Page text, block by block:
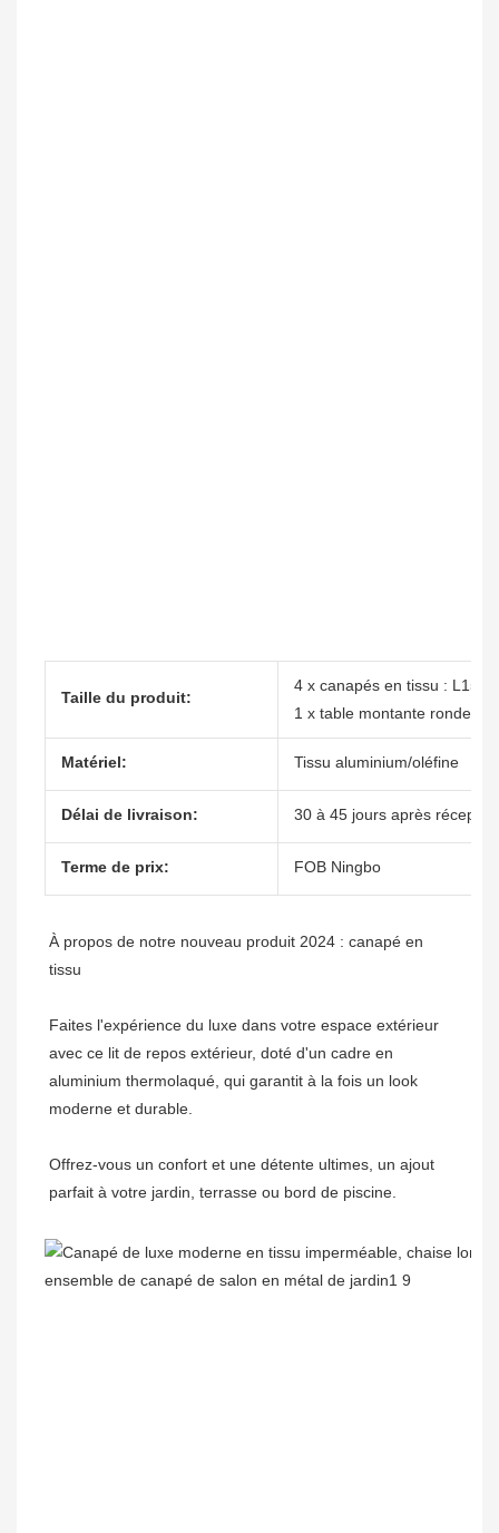
Taille du produit:
4 x canapés en tissu : L155
1 x table montante ronde :
Matériel: Tissu aluminium/oléfine
Délai de livraison: 30 à 45 jours après
Terme de prix: FOB Ningbo
À propos de notre nouveau produit 2024 : canapé en
Faites l'expérience du luxe dans votre espace extérieur
avec ce lit de repos extérieur, doté d'un cadre en
aluminium thermolaqué, qui garantit à la fois un look
Offrez-vous un confort et une détente ultimes, un ajout